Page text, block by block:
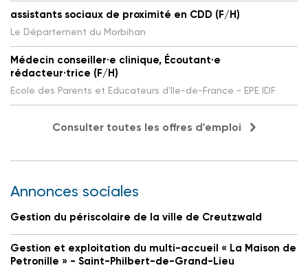
assistants sociaux de proximité en CDD (F/H)
Le Département du Morbihan
Médecin conseiller·e clinique, Écoutant·e
rédacteur·trice (F/H)
Ecole des Parents et Educateurs d'Ile-de-France - EPE IDF
Consulter toutes les offres d'emploi
Annonces sociales
Gestion du périscolaire de la ville de Creutzwald
Gestion et exploitation du multi-accueil « La Maison de
Petronille » - Saint-Philbert-de-Grand-Lieu